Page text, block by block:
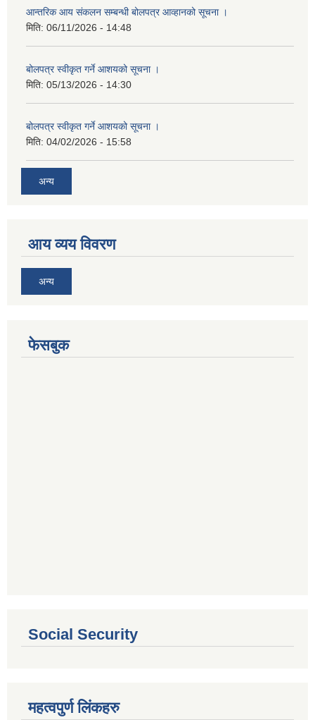
आन्तरिक आय संकलन सम्बन्धी बोलपत्र आव्हानको सूचना ।
मिति: 06/11/2026 - 14:48
बोलपत्र स्वीकृत गर्ने आशयको सूचना ।
मिति: 05/13/2026 - 14:30
बोलपत्र स्वीकृत गर्ने आशयको सूचना ।
मिति: 04/02/2026 - 15:58
अन्य
आय व्यय विवरण
अन्य
फेसबुक
Social Security
महत्वपुर्ण लिंकहरु